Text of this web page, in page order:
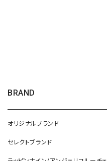
BRAND
オリジナルブランド
セレクトブランド